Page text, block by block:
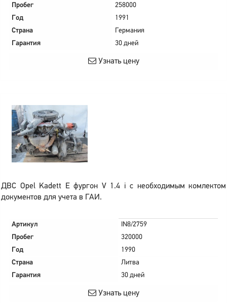
Пробег
258000
Год
1991
Страна
Германия
Гарантия
30 дней
Узнать цену
ДВС Opel Kadett E фургон V 1.4 i с необходимым комлектом
документов для учета в ГАИ.
Артикул
IN8/2759
Пробег
320000
Год
1990
Страна
Литва
Гарантия
30 дней
Узнать цену